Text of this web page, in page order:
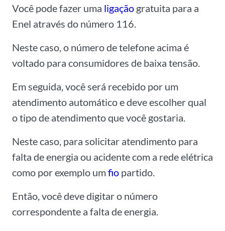
Você pode fazer uma ligação gratuita para a
Enel através do número 116.
Neste caso, o número de telefone acima é
voltado para consumidores de baixa tensão.
Em seguida, você será recebido por um
atendimento automático e deve escolher qual
o tipo de atendimento que você gostaria.
Neste caso, para solicitar atendimento para
falta de energia ou acidente com a rede elétrica
como por exemplo umfio partido.
Então, você deve digitar o número
correspondente a falta de energia.